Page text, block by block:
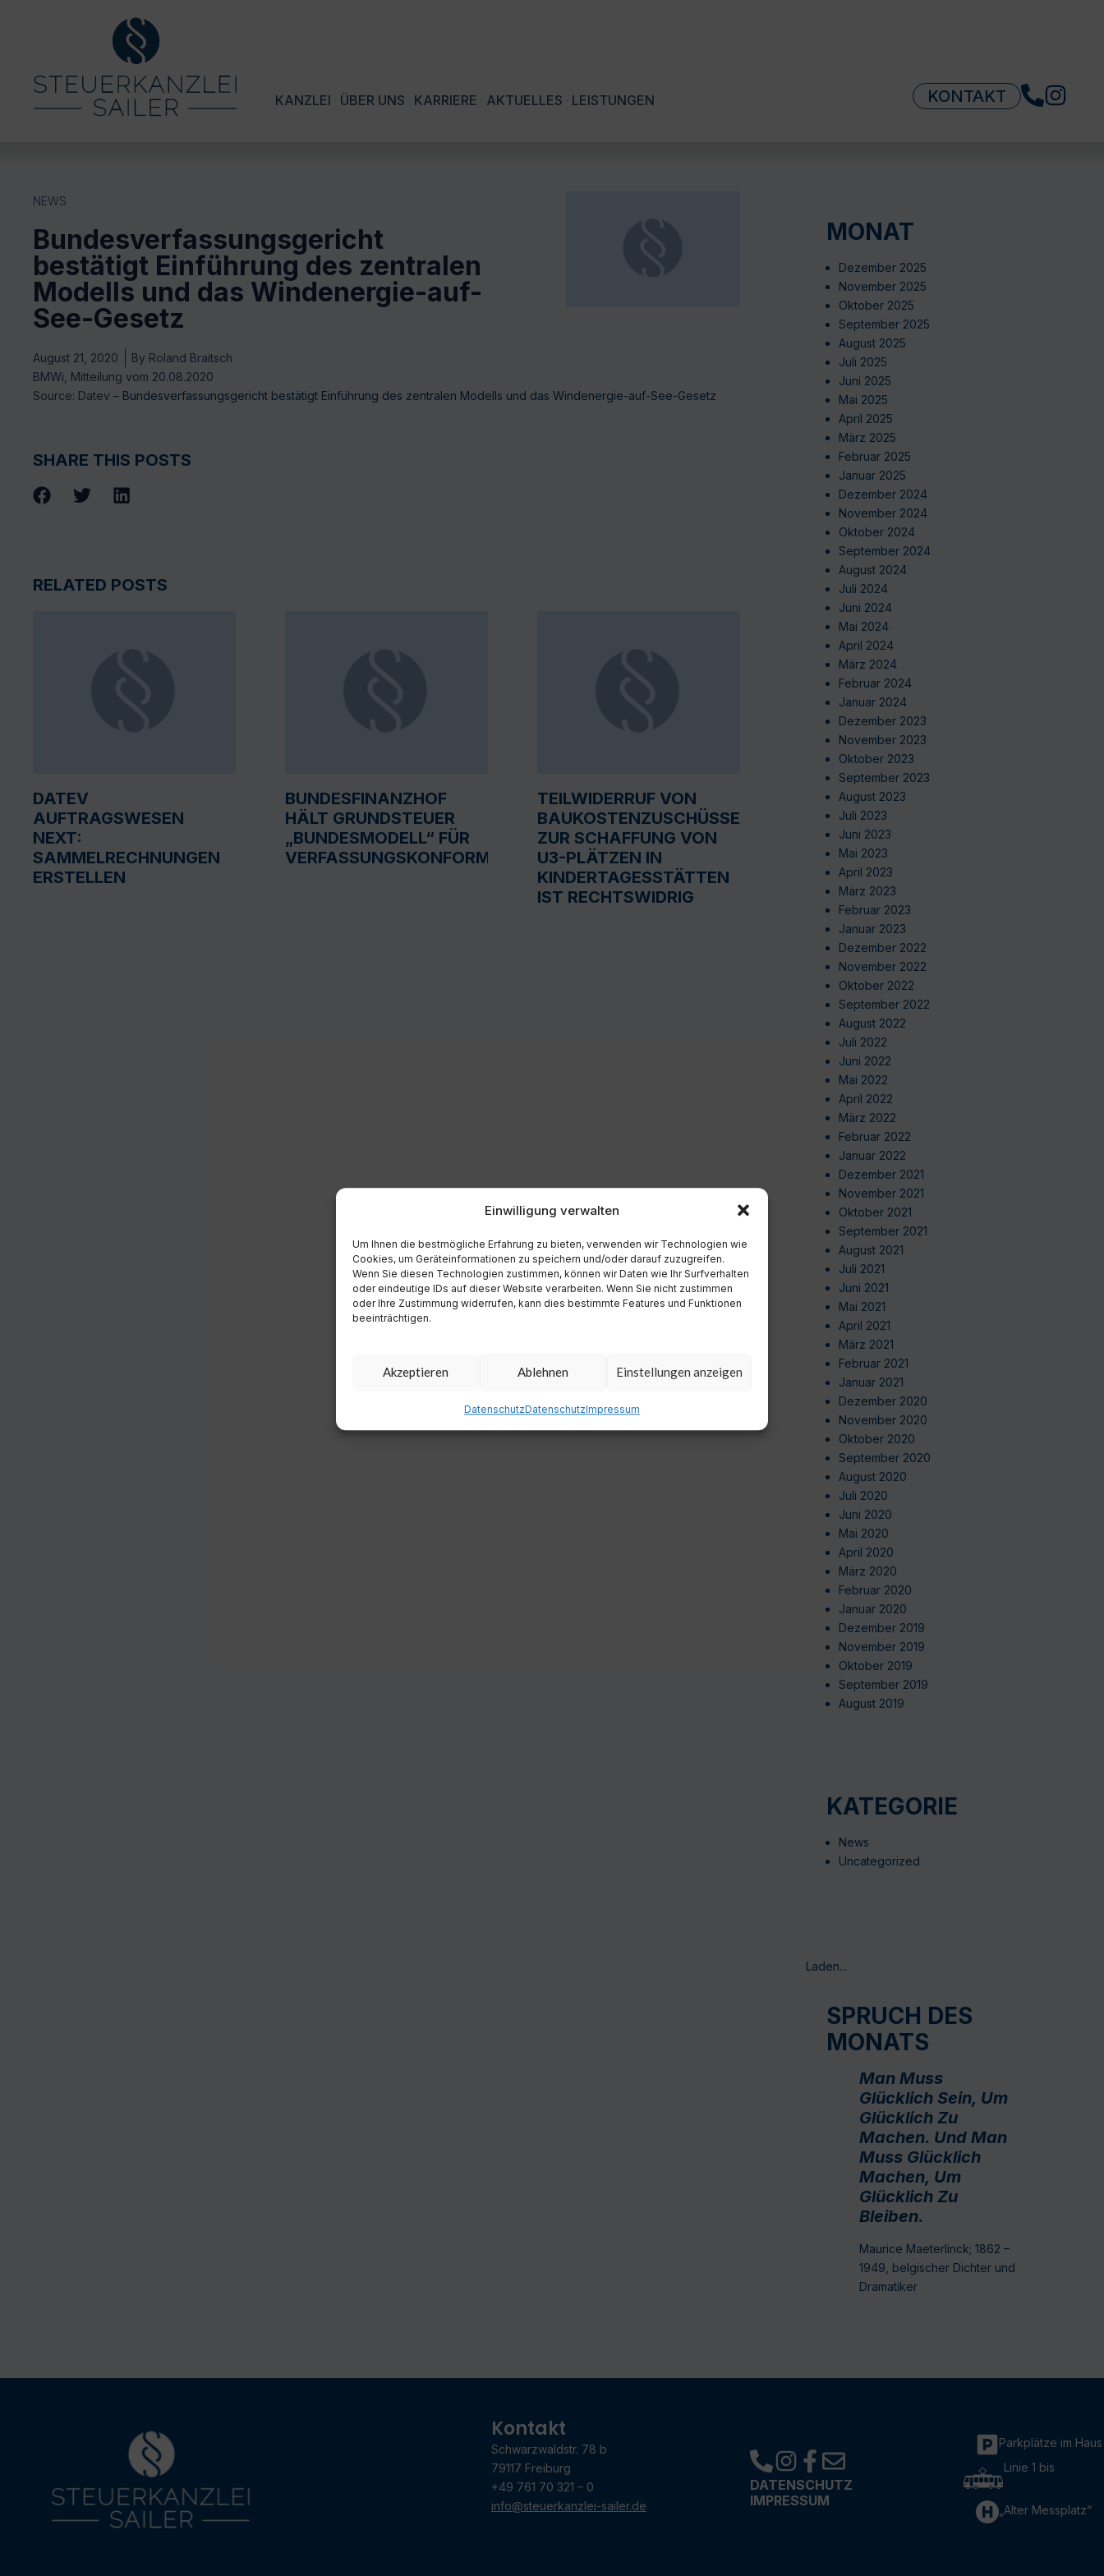
Einwilligung verwalten
Um Ihnen die bestmögliche Erfahrung zu bieten, verwenden wir Technologien wie
Cookies, um Geräteinformationen zu speichern und/oder darauf zuzugreifen.
Wenn Sie diesen Technologien zustimmen, können wir Daten wie Ihr Surfverhalten
oder eindeutige IDs auf dieser Website verarbeiten. Wenn Sie nicht zustimmen
oder Ihre Zustimmung widerrufen, kann dies bestimmte Features und Funktionen
beeinträchtigen.
Akzeptieren Ablehnen Einstellungen anzeigen
DatenschutzDatenschutzImpressum
KANZLEI ÜBER UNS KARRIERE AKTUELLES LEISTUNGEN KONTAKT
NEWS
Bundesverfassungsgericht
bestätigt Einführung des zentralen
Modells und das Windenergie-auf-
See-Gesetz
August 21, 2020 By Roland Braitsch
BMWi, Mitteilung vom 20.08.2020
Source: Datev – Bundesverfassungsgericht bestätigt Einführung des zentralen Modells und das Windenergie-auf-See-Gesetz
SHARE THIS POSTS
RELATED POSTS
DATEV
AUFTRAGSWESEN
NEXT:
SAMMELRECHNUNGEN
ERSTELLEN
BUNDESFINANZHOF
HÄLT GRUNDSTEUER
„BUNDESMODELL“ FÜR
VERFASSUNGSKONFORM
TEILWIDERRUF VON
BAUKOSTENZUSCHÜSSEN
ZUR SCHAFFUNG VON
U3-PLÄTZEN IN
KINDERTAGESSTÄTTEN
IST RECHTSWIDRIG
MONAT
Dezember 2025
November 2025
Oktober 2025
September 2025
August 2025
Juli 2025
Juni 2025
Mai 2025
April 2025
März 2025
Februar 2025
Januar 2025
Dezember 2024
November 2024
Oktober 2024
September 2024
August 2024
Juli 2024
Juni 2024
Mai 2024
April 2024
März 2024
Februar 2024
Januar 2024
Dezember 2023
November 2023
Oktober 2023
September 2023
August 2023
Juli 2023
Juni 2023
Mai 2023
April 2023
März 2023
Februar 2023
Januar 2023
Dezember 2022
November 2022
Oktober 2022
September 2022
August 2022
Juli 2022
Juni 2022
Mai 2022
April 2022
März 2022
Februar 2022
Januar 2022
Dezember 2021
November 2021
Oktober 2021
September 2021
August 2021
Juli 2021
Juni 2021
Mai 2021
April 2021
März 2021
Februar 2021
Januar 2021
Dezember 2020
November 2020
Oktober 2020
September 2020
August 2020
Juli 2020
Juni 2020
Mai 2020
April 2020
März 2020
Februar 2020
Januar 2020
Dezember 2019
November 2019
Oktober 2019
September 2019
August 2019
KATEGORIE
News
Uncategorized
Laden...
SPRUCH DES
MONATS
Man Muss
Glücklich Sein, Um
Glücklich Zu
Machen. Und Man
Muss Glücklich
Machen, Um
Glücklich Zu
Bleiben.
Maurice Maeterlinck; 1862 –
1949, belgischer Dichter und
Dramatiker
Kontakt
Schwarzwaldstr. 78 b
79117 Freiburg
+49 761 70 321 – 0
info@steuerkanzlei-sailer.de
DATENSCHUTZ
IMPRESSUM
Parkplätze im Haus
Linie 1 bis
„Alter Messplatz“